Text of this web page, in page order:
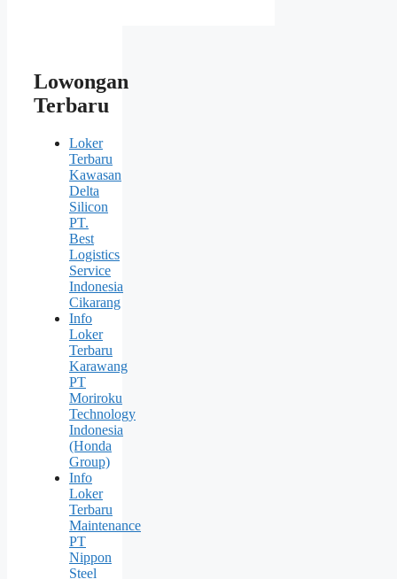
Lowongan
Terbaru
Loker
Terbaru
Kawasan
Delta
Silicon
PT.
Best
Logistics
Service
Indonesia
Cikarang
Info
Loker
Terbaru
Karawang
PT
Moriroku
Technology
Indonesia
(Honda
Group)
Info
Loker
Terbaru
Maintenance
PT
Nippon
Steel